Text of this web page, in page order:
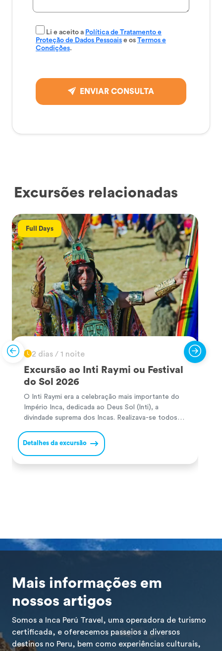
Li e aceito a Política de Tratamento e
Proteção de Dados Pessoais e os Termos e
Condições.
ENVIAR CONSULTA
Excursões relacionadas
Full Days
2 dias / 1 noite
Excursão ao Inti Raymi ou Festival
do Sol 2026
O Inti Raymi era a celebração mais importante do
Império Inca, dedicada ao Deus Sol (Inti), a
divindade suprema dos Incas. Realizava-se todos
junho) para agradecer pelas colheitas e pedir
prosperidade no novo ciclo agrícola. Durante a
Detalhes da excursão
Mais informações em
nossos artigos
Somos a Inca Perú Travel, uma operadora de turismo
certificada, e oferecemos passeios a diversos
destinos no Peru, bem como experiências culturais,